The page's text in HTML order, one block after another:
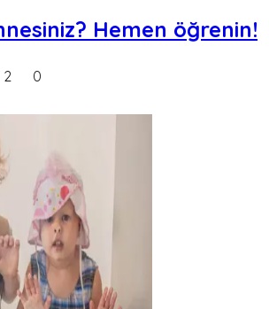
Hemen öğrenin!
2 0